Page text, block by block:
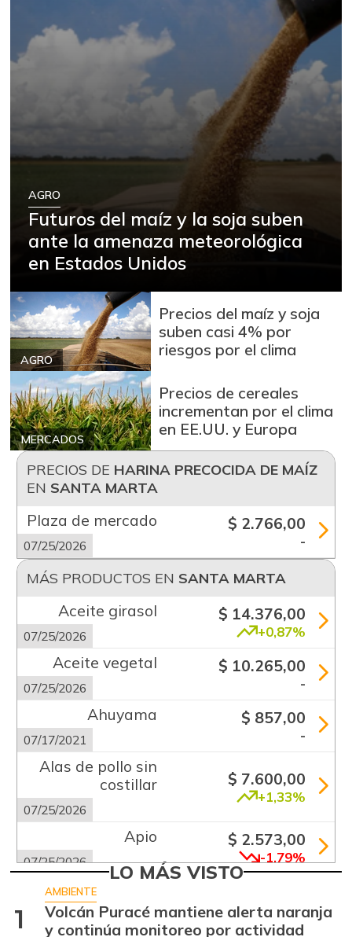
AGRO
Futuros del maíz y la soja suben
ante la amenaza meteorológica
en Estados Unidos
AGRO
Precios del maíz y soja
suben casi 4% por
riesgos por el clima
MERCADOS
Precios de cereales
incrementan por el clima
en EE.UU. y Europa
PRECIOS DE HARINA PRECOCIDA DE MAÍZ
EN SANTA MARTA
Plaza de mercado
07/25/2026
$ 2.766,00
-
MÁS PRODUCTOS EN SANTA MARTA
Aceite girasol
07/25/2026
$ 14.376,00
+0,87%
Aceite vegetal
07/25/2026
$ 10.265,00
-
Ahuyama
07/17/2021
$ 857,00
-
Alas de pollo sin
costillar
07/25/2026
$ 7.600,00
+1,33%
Apio
07/25/2026
$ 2.573,00
-1,79%
Arroz de primera
07/25/2026 -
LO MÁS VISTO
1
AMBIENTE
Volcán Puracé mantiene alerta naranja
y continúa monitoreo por actividad